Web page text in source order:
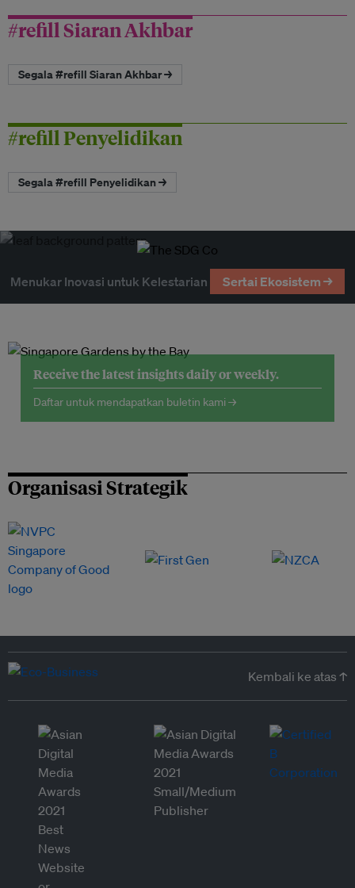
#refill Siaran Akhbar
Segala #refill Siaran Akhbar →
#refill Penyelidikan
Segala #refill Penyelidikan →
Menukar Inovasi untuk Kelestarian Sertai Ekosistem →
Receive the latest insights daily or weekly.
Daftar untuk mendapatkan buletin kami →
Organisasi Strategik
Kembali ke atas ↑